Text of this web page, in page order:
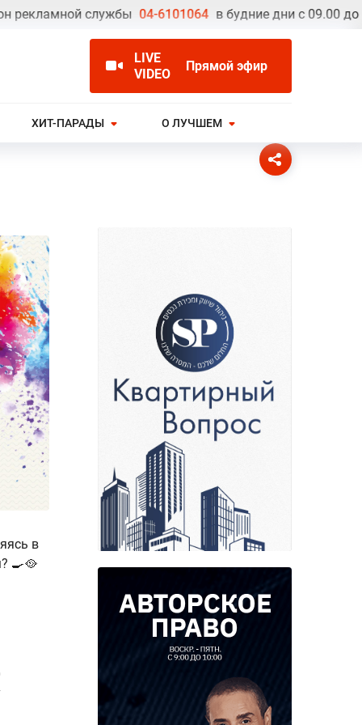
службы 04-6101064 в будние дни с 09.00 до 17.00
LIVE
VIDEO
Прямой эфир
ХИТ-ПАРАДЫ О ЛУЧШЕМ
в
🍳🥘